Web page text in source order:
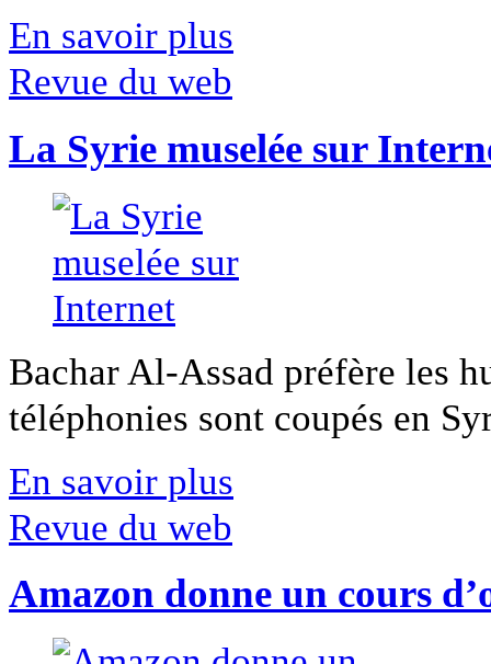
En savoir plus
Revue du web
La Syrie muselée sur
Bachar Al-Assad préfère les
téléphonies sont coupés en
En savoir plus
Revue du web
Amazon donne un cours